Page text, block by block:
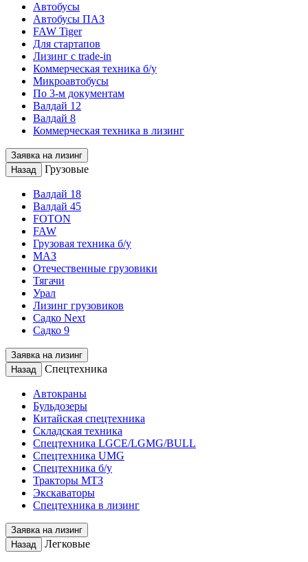
Автобусы
Автобусы ПАЗ
FAW Tiger
Для стартапов
Лизинг с trade-in
Коммерческая техника б/у
Микроавтобусы
По 3-м документам
Валдай 12
Валдай 8
Коммерческая техника в лизинг
Заявка на лизинг
Назад
Грузовые
Валдай 18
Валдай 45
FOTON
FAW
Грузовая техника б/у
МАЗ
Отечественные грузовики
Тягачи
Урал
Лизинг грузовиков
Садко Next
Садко 9
Заявка на лизинг
Назад
Спецтехника
Автокраны
Бульдозеры
Китайская спецтехника
Складская техника
Спецтехника LGCE/LGMG/BULL
Спецтехника UMG
Спецтехника б/у
Тракторы МТЗ
Экскаваторы
Спецтехника в лизинг
Заявка на лизинг
Назад
Легковые